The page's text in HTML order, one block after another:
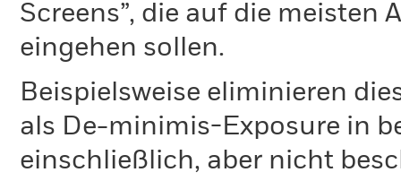
Screens”, die auf die meisten
eingehen sollen.
Beispielsweise eliminieren
als De-minimis-Exposure in
einschließlich, aber nicht